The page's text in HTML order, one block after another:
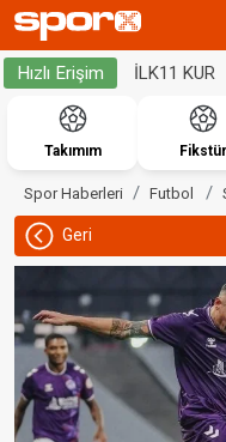
Hızlı Erişim İLK11 KUR
Takımım Fikstür
Spor Haberleri Futbol
Geri